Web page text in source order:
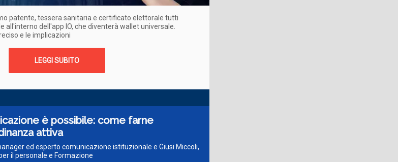
patente, tessera sanitaria e certificato elettorale tutti
all'interno dell'app IO, che diventerà wallet universale.
e le implicazioni
LEGGI SUBITO
è possibile: come farne
attiva
ed esperto comunicazione istituzionale e Giusi Miccoli,
il personale e Formazione